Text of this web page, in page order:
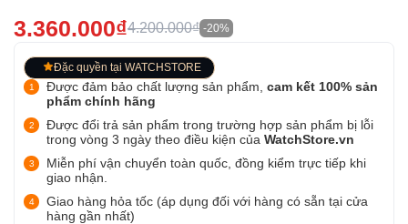
3.360.000₫4.200.000₫ -20%
Đặc quyền tại WATCHSTORE
Được đảm bảo chất lượng sản phẩm, cam kết 100% sản
phẩm chính hãng
Được đổi trả sản phẩm trong trường hợp sản phẩm bị lỗi
trong vòng 3 ngày theo điều kiện của WatchStore.vn
Miễn phí vận chuyển toàn quốc, đồng kiểm trực tiếp khi
giao nhận.
Giao hàng hỏa tốc (áp dụng đối với hàng có sẵn tại cửa
hàng gần nhất)